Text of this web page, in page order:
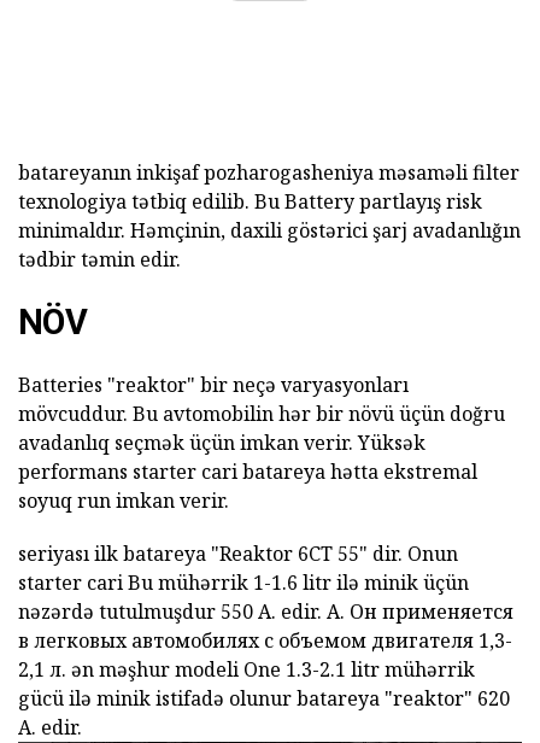
batareyanın inkişaf pozharogasheniya məsaməli filter
texnologiya tətbiq edilib. Bu Battery partlayış risk
minimaldır. Həmçinin, daxili göstərici şarj avadanlığın
tədbir təmin edir.
NÖV
Batteries "reaktor" bir neçə varyasyonları
mövcuddur. Bu avtomobilin hər bir növü üçün doğru
avadanlıq seçmək üçün imkan verir. Yüksək
performans starter cari batareya hətta ekstremal
soyuq run imkan verir.
seriyası ilk batareya "Reaktor 6CT 55" dir. Onun
starter cari Bu mühərrik 1-1.6 litr ilə minik üçün
nəzərdə tutulmuşdur 550 A. edir. А. Он применяется
в легковых автомобилях с объемом двигателя 1,3-
2,1 л. ən məşhur modeli One 1.3-2.1 litr mühərrik
gücü ilə minik istifadə olunurbatareya "reaktor" 620
A. edir.